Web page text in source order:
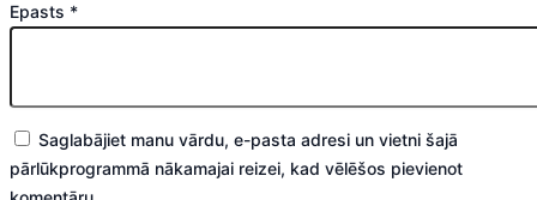
Epasts *
Saglabājiet manu vārdu, e-pasta adresi un vietni šajā
pārlūkprogrammā nākamajai reizei, kad vēlēšos pievienot